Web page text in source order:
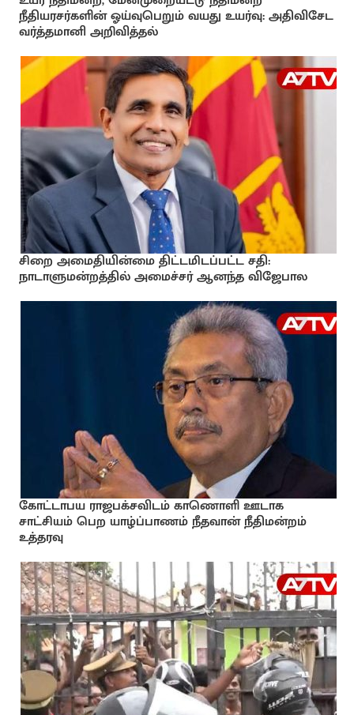
நீதியரசர்களின் ஓய்வுபெறும் வயது உயர்வு: அதிவிசேட
வர்த்தமானி அறிவித்தல்
சிறை அமைதியின்மை திட்டமிடப்பட்ட சதி:
நாடாளுமன்றத்தில் அமைச்சர் ஆனந்த விஜேபால
கோட்டாபய ராஜபக்சவிடம் காணொளி ஊடாக
சாட்சியம் பெற யாழ்ப்பாணம் நீதவான் நீதிமன்றம்
உத்தரவு